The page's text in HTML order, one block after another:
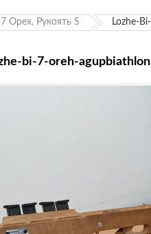
Орех, Рукоять S Lozhe-
bi-7-oreh-